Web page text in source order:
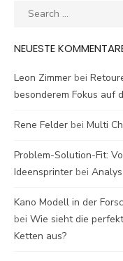
Search
NEUESTE
Leon Zimmer bei
besonderem Fokus auf
Rene Felder bei Multi
Problem-Solution-Fit:
Ideensprinter bei
Kano Modell in der
bei Wie sieht die
Ketten aus?